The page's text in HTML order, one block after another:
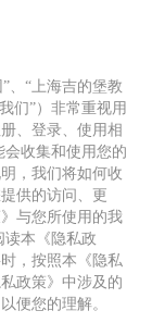
、“上海吉的堡教
们”）非常重视用
、登录、使用相
收集和使用您的
，我们将如何收
供的访问、更
与您所使用的我
读本《隐私政
，按照本《隐私
政策》中涉及的
便您的理解。